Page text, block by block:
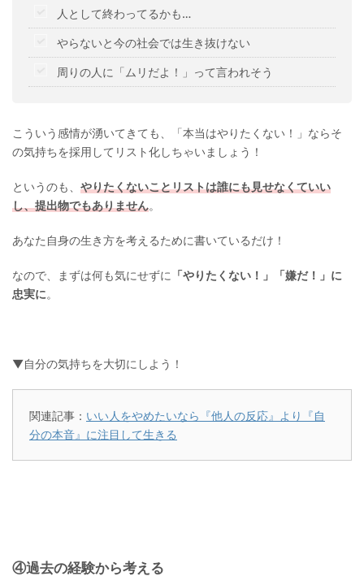
人として終わってるかも…
やらないと今の社会では生き抜けない
周りの人に「ムリだよ！」って言われそう
こういう感情が湧いてきても、「本当はやりたくない！」ならそ
の気持ちを採用してリスト化しちゃいましょう！
というのも、 やりたくないことリストは誰にも見せなくていい
し、提出物でもありません。
あなた自身の生き方を考えるために書いているだけ！
なので、まずは何も気にせずに 「やりたくない！」「嫌だ！」に
忠実に。
▼自分の気持ちを大切にしよう！
関連記事： いい人をやめたいなら『他人の反応』より『自
分の本音』に注目して生きる
④過去の経験から考える